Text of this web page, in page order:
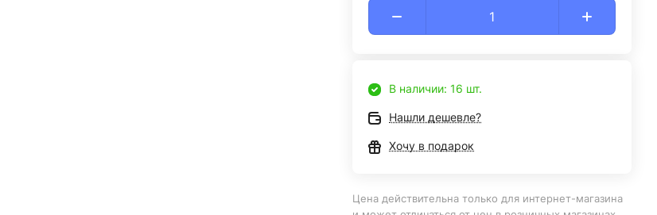
В наличии: 16 шт.
Нашли дешевле?
Хочу в подарок
Цена действительна только для интернет-магазина